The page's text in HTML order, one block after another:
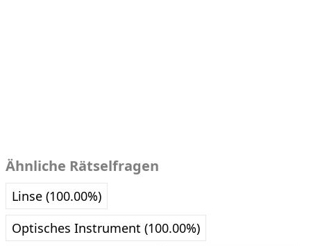
Ähnliche Rätselfragen
Linse (100.00%)
Optisches Instrument (100.00%)